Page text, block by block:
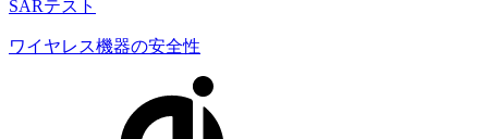
SARテスト
ワイヤレス機器の安全性